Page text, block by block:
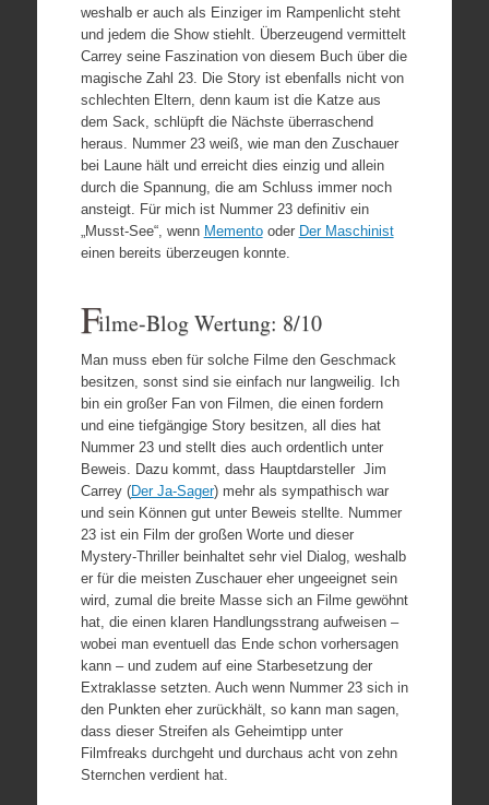
weshalb er auch als Einziger im Rampenlicht steht
und jedem die Show stiehlt. Überzeugend vermittelt
Carrey seine Faszination von diesem Buch über die
magische Zahl 23. Die Story ist ebenfalls nicht von
schlechten Eltern, denn kaum ist die Katze aus
dem Sack, schlüpft die Nächste überraschend
heraus. Nummer 23 weiß, wie man den Zuschauer
bei Laune hält und erreicht dies einzig und allein
durch die Spannung, die am Schluss immer noch
ansteigt. Für mich ist Nummer 23 definitiv ein
„Musst-See“, wenn Mementooder Der Maschinist
einen bereits überzeugen konnte.
Filme-Blog Wertung: 8/10
Man muss eben für solche Filme den Geschmack
besitzen, sonst sind sie einfach nur langweilig. Ich
bin ein großer Fan von Filmen, die einen fordern
und eine tiefgängige Story besitzen, all dies hat
Nummer 23 und stellt dies auch ordentlich unter
Beweis. Dazu kommt, dass Hauptdarsteller Jim
Carrey (Der Ja-Sager) mehr als sympathisch war
und sein Können gut unter Beweis stellte. Nummer
23 ist ein Film der großen Worte und dieser
Mystery-Thriller beinhaltet sehr viel Dialog, weshalb
er für die meisten Zuschauer eher ungeeignet sein
wird, zumal die breite Masse sich an Filme gewöhnt
hat, die einen klaren Handlungsstrang aufweisen –
wobei man eventuell das Ende schon vorhersagen
kann – und zudem auf eine Starbesetzung der
Extraklasse setzten. Auch wenn Nummer 23 sich in
den Punkten eher zurückhält, so kann man sagen,
dass dieser Streifen als Geheimtipp unter
Filmfreaks durchgeht und durchaus acht von zehn
Sternchen verdient hat.